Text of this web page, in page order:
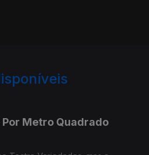
Por Metro Quadrado